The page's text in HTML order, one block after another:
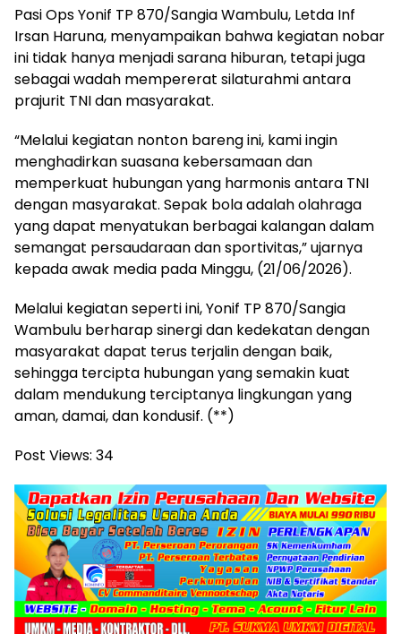
‎Pasi Ops Yonif TP 870/Sangia Wambulu, Letda Inf
Irsan Haruna, menyampaikan bahwa kegiatan nobar
ini tidak hanya menjadi sarana hiburan, tetapi juga
sebagai wadah mempererat silaturahmi antara
prajurit TNI dan masyarakat.
‎“Melalui kegiatan nonton bareng ini, kami ingin
menghadirkan suasana kebersamaan dan
memperkuat hubungan yang harmonis antara TNI
dengan masyarakat. Sepak bola adalah olahraga
yang dapat menyatukan berbagai kalangan dalam
semangat persaudaraan dan sportivitas,” ujarnya
kepada awak media pada Minggu, (21/06/2026).
‎Melalui kegiatan seperti ini, Yonif TP 870/Sangia
Wambulu berharap sinergi dan kedekatan dengan
masyarakat dapat terus terjalin dengan baik,
sehingga tercipta hubungan yang semakin kuat
dalam mendukung terciptanya lingkungan yang
aman, damai, dan kondusif. (**)
Post Views: 34